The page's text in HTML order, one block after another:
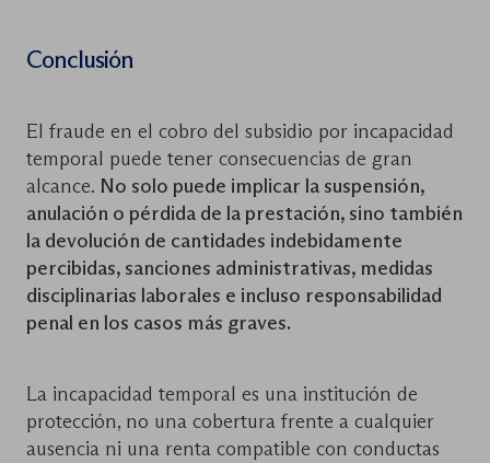
Conclusión
El fraude en el cobro del subsidio por incapacidad
temporal puede tener consecuencias de gran
alcance. No solo puede implicar la suspensión,
anulación o pérdida de la prestación, sino también
la devolución de cantidades indebidamente
percibidas, sanciones administrativas, medidas
disciplinarias laborales e incluso responsabilidad
penal en los casos más graves.
La incapacidad temporal es una institución de
protección, no una cobertura frente a cualquier
ausencia ni una renta compatible con conductas